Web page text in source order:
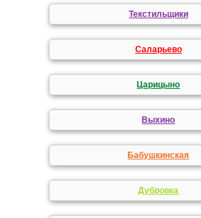
Текстильщики
Саларьево
Царицыно
Выхино
Бабушкинская
Дубровка